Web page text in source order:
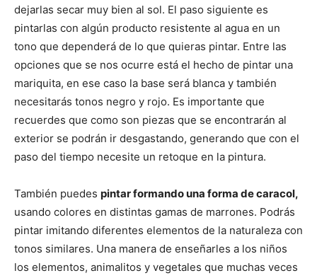
dejarlas secar muy bien al sol. El paso siguiente es
pintarlas con algún producto resistente al agua en un
tono que dependerá de lo que quieras pintar. Entre las
opciones que se nos ocurre está el hecho de pintar una
mariquita, en ese caso la base será blanca y también
necesitarás tonos negro y rojo. Es importante que
recuerdes que como son piezas que se encontrarán al
exterior se podrán ir desgastando, generando que con el
paso del tiempo necesite un retoque en la pintura.
También puedes pintar formando una forma de caracol,
usando colores en distintas gamas de marrones. Podrás
pintar imitando diferentes elementos de la naturaleza con
tonos similares. Una manera de enseñarles a los niños
los elementos, animalitos y vegetales que muchas veces